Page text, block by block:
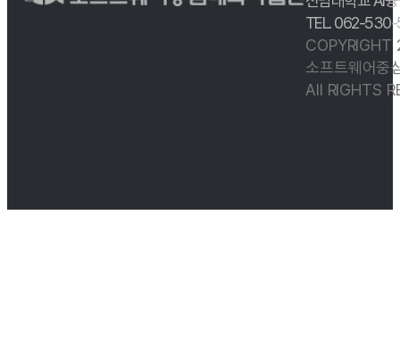
TEL. 062-
COPYRIGHT
소프트웨어중
All RIGHTS